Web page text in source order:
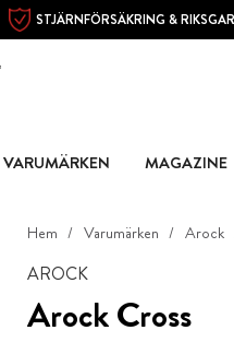
STJÄRNFÖRSÄKRING &
VARUMÄRKEN MAGAZINE
Hem Varumärken Arock
AROCK
Arock Cross